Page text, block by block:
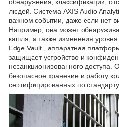
обнаружения, классификации,
людей. Система AXIS Audio
важном событии, даже если нет
Например, она может
кашля, а также изменения уровня
Edge Vault , аппаратная
защищает устройство и
несанкционированного доступа.
безопасное хранение и работу
сертифицированных по